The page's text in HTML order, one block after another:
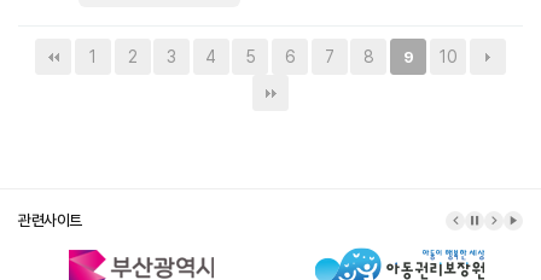
1 2 3 4 5 6 7 8 9 10
관련사이트